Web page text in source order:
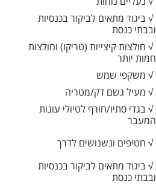
√ ביגוד מתאים לביקור בכנסיות
ובבתי כנסת
√ חולצות קיצייות (טריקו) וחולצות
חמות יותר
√ משקפי שמש
√ מעיל גשם דק/מטריה
√ בגדי סתיו/חורף לטיולי עונות
המעבר
√ חטיפים ונשנושים לדרך
√ ביגוד מתאים לביקור בכנסיות
ובבתי כנסת